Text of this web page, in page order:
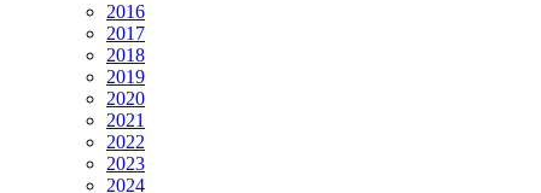
2016
2017
2018
2019
2020
2021
2022
2023
2024